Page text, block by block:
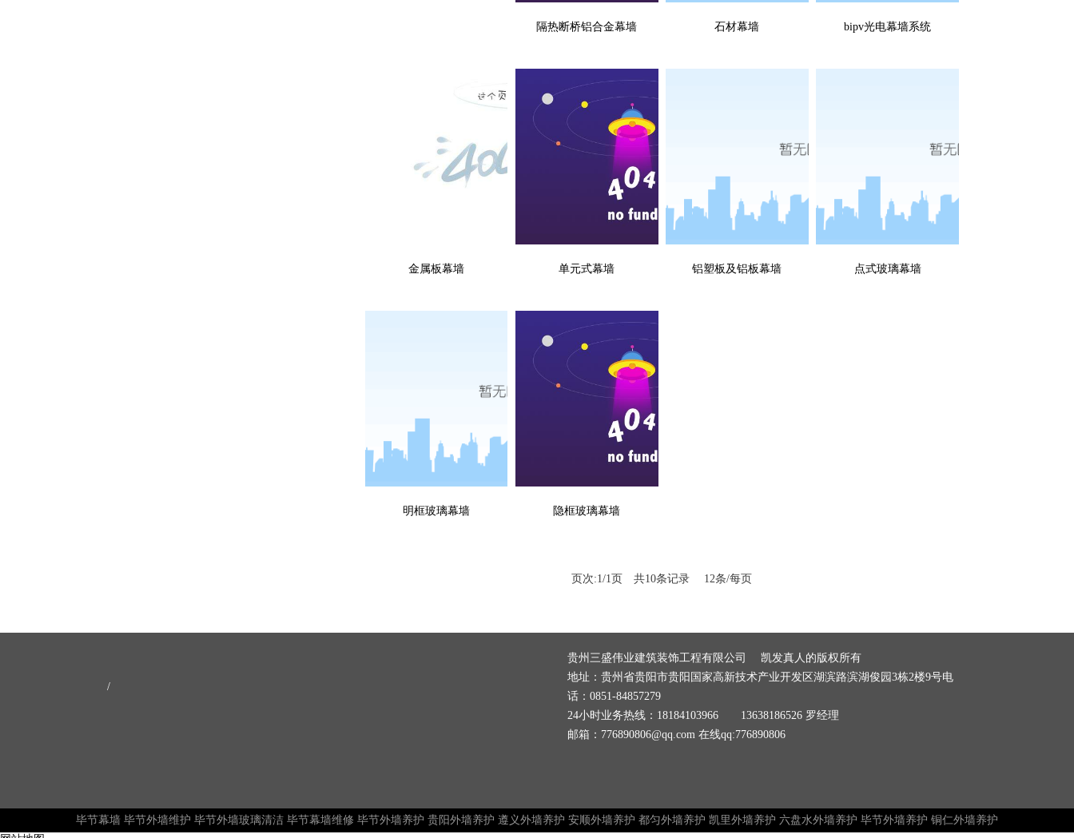
隔热断桥铝合金幕墙 石材幕墙 bipv光电幕墙系统
金属板幕墙 单元式幕墙 铝塑板及铝板幕墙 点式玻璃幕墙
明框玻璃幕墙 隐框玻璃幕墙
页次:1/1页 共10条记录 12条/每页
贵州三盛伟业建筑装饰工程有限公司 凯发真人的版权所有
地址：贵州省贵阳市贵阳国家高新技术产业开发区湖滨路滨湖俊园3栋2楼9号电
话：0851-84857279
24小时业务热线：18184103966 13638186526 罗经理
邮箱： 776890806@qq.com 在线qq:776890806
/
毕节幕墙 毕节外墙维护 毕节外墙玻璃清洁 毕节幕墙维修 毕节外墙养护 贵阳外墙养护 遵义外墙养护 安顺外墙养护 都匀外墙养护 凯里外墙养护 六盘水外墙养护 毕节外墙养护 铜仁外墙养护